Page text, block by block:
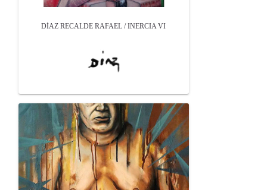
DÍAZ RECALDE RAFAEL / INERCIA VI